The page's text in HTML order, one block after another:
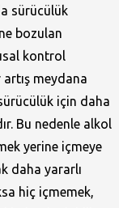
sürücülük
bozulan
kontrol
meydana
için daha
Bu nedenle alkol
yerine içmeye
daha yararlı
hiç içmemek,